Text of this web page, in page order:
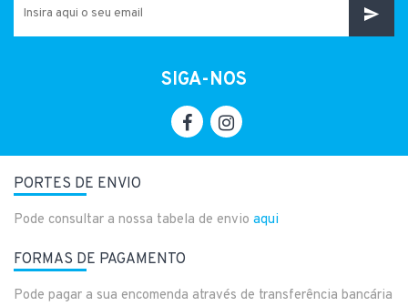
SIGA-NOS
PORTES DE ENVIO
Pode consultar a nossa tabela de envio aqui
FORMAS DE PAGAMENTO
Pode pagar a sua encomenda através de transferência bancária